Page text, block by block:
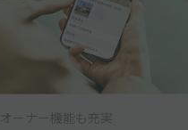
ーナー機能も充実